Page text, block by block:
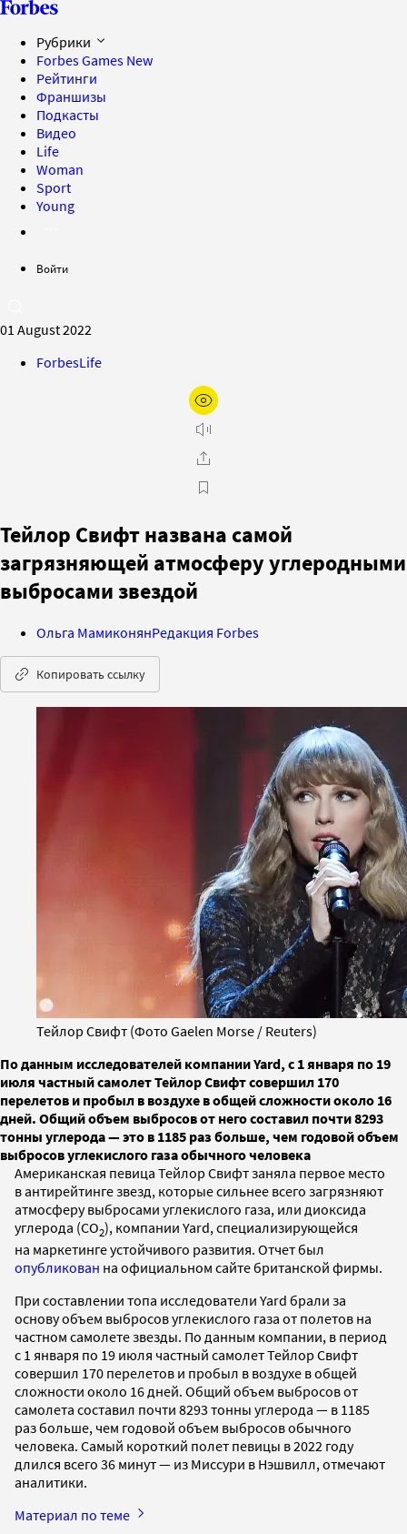
Рубрики
Forbes Games New
Рейтинги
Франшизы
Подкасты
Видео
Life
Woman
Sport
Young
Войти
01 August 2022
ForbesLife
Тейлор Свифт названа самой
загрязняющей атмосферу углеродными
выбросами звездой
Ольга МамиконянРедакция Forbes
Копировать ссылку
Тейлор Свифт (Фото Gaelen Morse / Reuters)
По данным исследователей компании Yard, с 1 января по 19
июля частный самолет Тейлор Свифт совершил 170
перелетов и пробыл в воздухе в общей сложности около 16
дней. Общий объем выбросов от него составил почти 8293
тонны углерода — это в 1185 раз больше, чем годовой объем
выбросов углекислого газа обычного человека
Американская певица Тейлор Свифт заняла первое место
в антирейтинге звезд, которые сильнее всего загрязняют
атмосферу выбросами углекислого газа, или диоксида
углерода (CО2), компании Yard, специализирующейся
на маркетинге устойчивого развития. Отчет был
опубликован на официальном сайте британской фирмы.
При составлении топа исследователи Yard брали за
основу объем выбросов углекислого газа от полетов на
частном самолете звезды. По данным компании, в период
с 1 января по 19 июля частный самолет Тейлор Свифт
совершил 170 перелетов и пробыл в воздухе в общей
сложности около 16 дней. Общий объем выбросов от
самолета составил почти 8293 тонны углерода — в 1185
раз больше, чем годовой объем выбросов обычного
человека. Самый короткий полет певицы в 2022 году
длился всего 36 минут — из Миссури в Нэшвилл, отмечают
аналитики.
Материал по теме